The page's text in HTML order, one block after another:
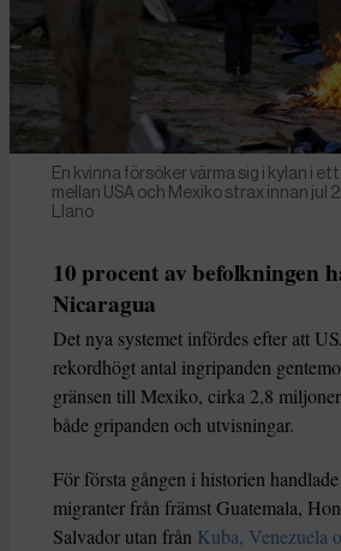
En kvinna försöker värma sig i kylan i
mellan USA och Mexiko strax innan jul
Llano
10 procent av befolkningen
Nicaragua
Det nya systemet infördes efter att
rekordhögt antal ingripanden
gränsen till Mexiko, cirka 2,8
både gripanden och utvisningar.
För första gången i historien
migranter från främst Guatemala,
Salvador utan från Kuba, Venezuela